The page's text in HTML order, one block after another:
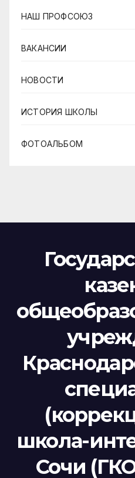
НАШ ПРОФСОЮЗ
ВАКАНСИИ
НОВОСТИ
ИСТОРИЯ ШКОЛЫ
ФОТОАЛЬБОМ
школа-
Сочи